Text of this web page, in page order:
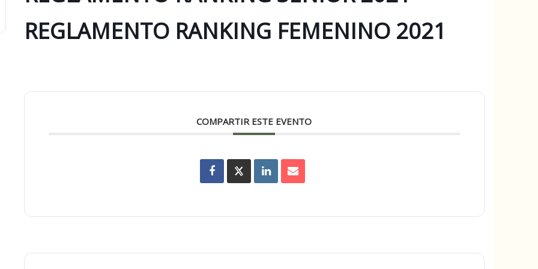
REGLAMENTO RANKING FEMENINO 2021
COMPARTIR ESTE EVENTO